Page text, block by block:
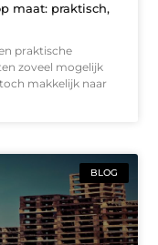
maat: praktisch,
praktische
zoveel mogelijk
makkelijk naar
BLOG